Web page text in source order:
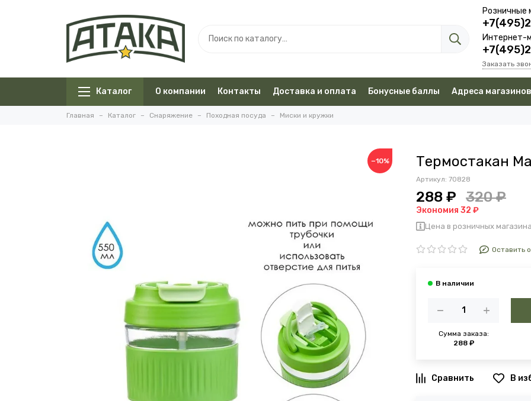
Розничные
Интернет-
Заказать
Каталог О компании Контакты Доставка и оплата Бонусные баллы Адреса магазинов
Главная Каталог Снаряжение Походная посуда Миски и кружки
−10% Термостакан
Артикул: 70828
288 ₽ 320 ₽
Экономия 32 ₽
Цена в розничных
Оставить
Сумма заказа:
288 ₽
В